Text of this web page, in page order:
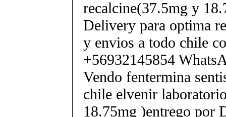
recalcine(37.5mg y
Delivery para optima
y envios a todo chile
+56932145854
Vendo fentermina
chile elvenir
18.75mg )entrego por